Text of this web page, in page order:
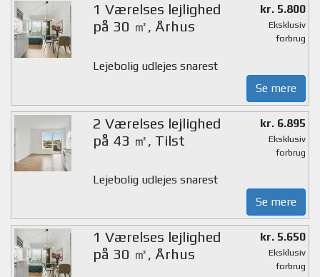
1 Værelses lejlighed
på 30 ㎡, Århus
kr. 5.800
Eksklusiv
forbrug
Lejebolig udlejes snarest
Se mere
2 Værelses lejlighed
på 43 ㎡, Tilst
kr. 6.895
Eksklusiv
forbrug
Lejebolig udlejes snarest
Se mere
1 Værelses lejlighed
på 30 ㎡, Århus
kr. 5.650
Eksklusiv
forbrug